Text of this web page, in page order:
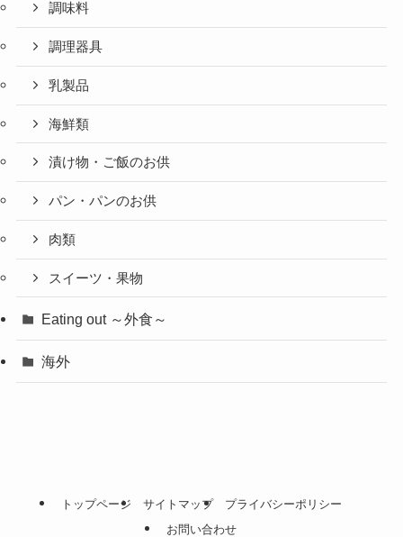
調味料
調理器具
乳製品
海鮮類
漬け物・ご飯のお供
パン・パンのお供
肉類
スイーツ・果物
Eating out ～外食～
海外
トップページ サイトマップ
プライバシーポリシー
お問い合わせ